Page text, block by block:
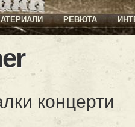
РЕВЮТА
концерти